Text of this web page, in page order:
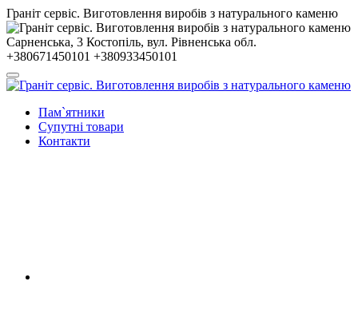
Гранiт сервiс. Виготовлення виробів з натурального каменю
Сарненська, 3 Костопiль, вул. Рiвненська обл.
+380671450101 +380933450101
Пам`ятники
Супутні товари
Контакти